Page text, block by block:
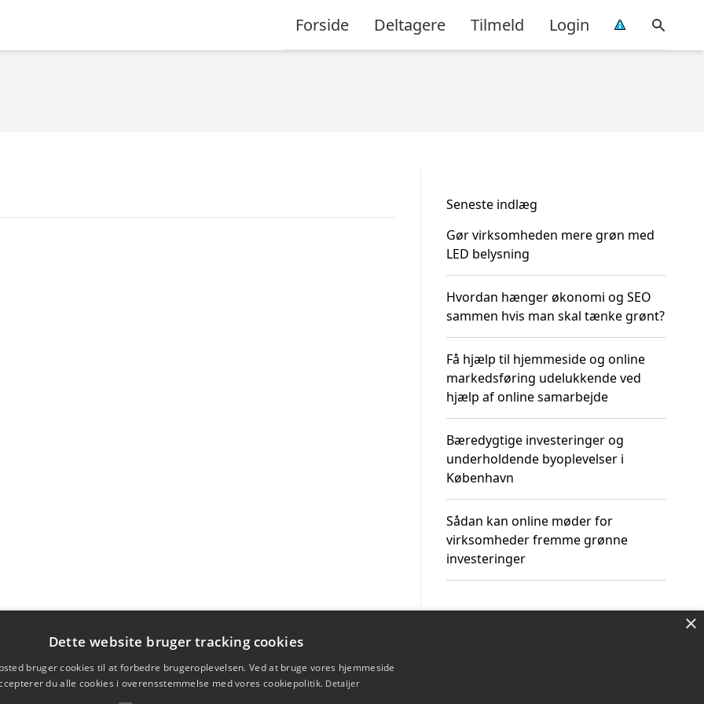
Forside Deltagere Tilmeld Login
Seneste indlæg
Gør virksomheden mere grøn med
LED belysning
Hvordan hænger økonomi og SEO
sammen hvis man skal tænke grønt?
Få hjælp til hjemmeside og online
markedsføring udelukkende ved
hjælp af online samarbejde
Bæredygtige investeringer og
underholdende byoplevelser i
København
Sådan kan online møder for
virksomheder fremme grønne
investeringer
×
Dette website bruger tracking cookies
bruger cookies til at forbedre brugeroplevelsen. Ved at bruge vores hjemmeside
du alle cookies i overensstemmelse med vores cookiepolitik. Detaljer